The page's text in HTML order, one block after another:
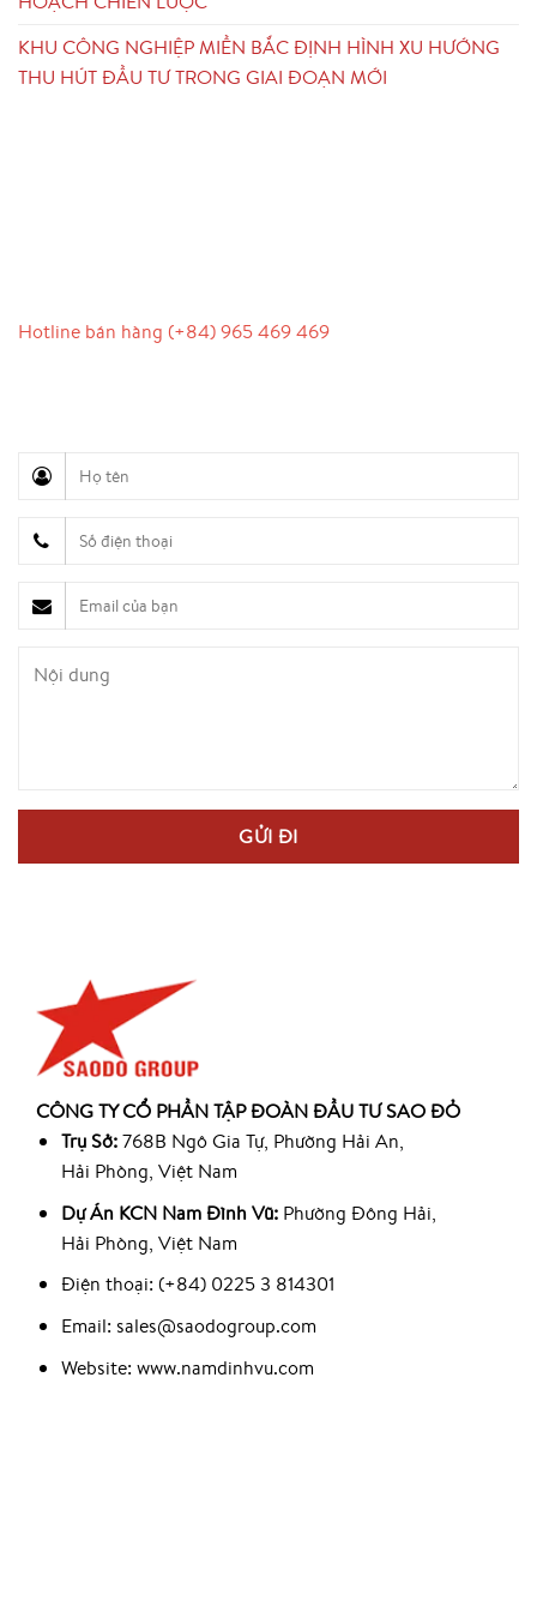
KHU CÔNG NGHIỆP MIỀN BẮC ĐỊNH HÌNH XU HƯỚNG
THU HÚT ĐẦU TƯ TRONG GIAI ĐOẠN MỚI
Hotline bán hàng (+84) 965 469 469
CÔNG TY CỔ PHẦN TẬP ĐOÀN ĐẦU TƯ SAO ĐỎ
Trụ Sở:768B Ngô Gia Tự, Phường Hải An,
Hải Phòng, Việt Nam
Dự Án KCN Nam Đình Vũ:Phường Đông Hải,
Hải Phòng, Việt Nam
Điện thoại: (+84) 0225 3 814301
Email: sales@saodogroup.com
Website: www.namdinhvu.com